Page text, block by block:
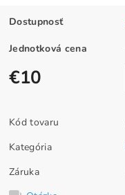
Dostupnosť
Jednotková cena
€10
Kód tovaru
Kategória
Záruka